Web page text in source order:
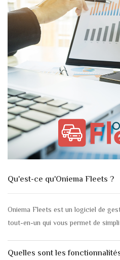
Qu'est-ce qu'Oniema Fleets ?
Oniema Fleets est un logiciel de
tout-en-un qui vous permet de
Quelles sont les